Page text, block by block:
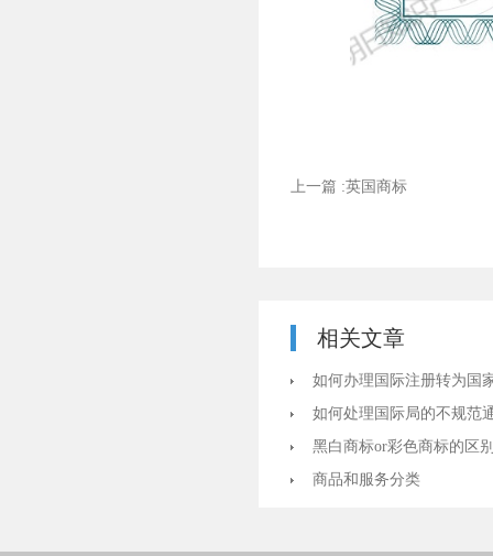
上一篇 :英国商标
相关文章
如何办理国际注册转为国
如何处理国际局的不规范
黑白商标or彩色商标的区
商品和服务分类